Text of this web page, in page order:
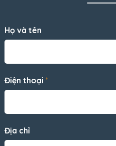
Họ và tên
Điện thoại *
Địa chỉ